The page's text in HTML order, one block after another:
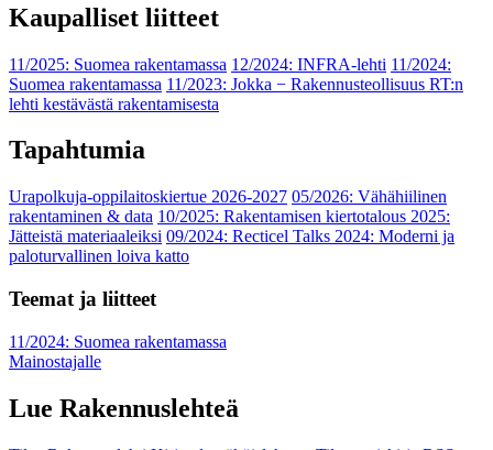
Kaupalliset liitteet
11/2025: Suomea rakentamassa 12/2024: INFRA-lehti 11/2024:
Suomea rakentamassa 11/2023: Jokka − Rakennusteollisuus RT:n
lehti kestävästä rakentamisesta
Tapahtumia
Urapolkuja-oppilaitoskiertue 2026-2027 05/2026: Vähähiilinen
rakentaminen & data 10/2025: Rakentamisen kiertotalous 2025:
Jätteistä materiaaleiksi 09/2024: Recticel Talks 2024: Moderni ja
paloturvallinen loiva katto
Teemat ja liitteet
11/2024: Suomea rakentamassa
Mainostajalle
Lue Rakennuslehteä